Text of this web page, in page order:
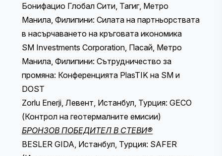
Бонифацио Глобал Сити, Тагиг, Метро
Манила, Филипини: Силата на партньорствата
в насърчаването на кръговата икономика
SM Investments Corporation, Пасай, Метро
Манила, Филипини: Сътрудничество за
промяна: Конференцията PlasTIK на SM и
DOST
Zorlu Enerji, Левент, Истанбул, Турция: GECO
(Контрол на геотермалните емисии)
БРОНЗОВ ПОБЕДИТЕЛ В СТЕВИ®
BESLER GIDA, Истанбул, Турция: SAFER